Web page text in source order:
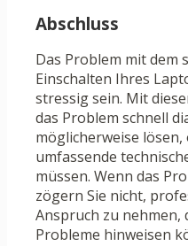
Abschluss
Das Problem mit dem
Einschalten Ihres
stressig sein. Mit
das Problem schnell
möglicherweise lösen,
umfassende
müssen. Wenn das
zögern Sie nicht,
Anspruch zu nehmen,
Probleme hinweisen